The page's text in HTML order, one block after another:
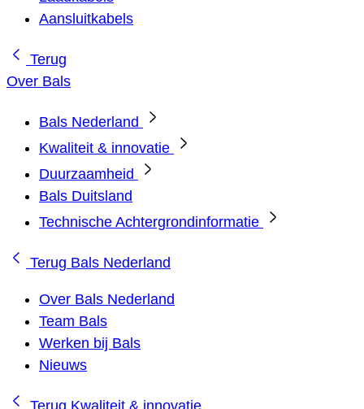
Aansluitkabels
Terug
Over Bals
Bals Nederland
Kwaliteit & innovatie
Duurzaamheid
Bals Duitsland
Technische Achtergrondinformatie
Terug Bals Nederland
Over Bals Nederland
Team Bals
Werken bij Bals
Nieuws
Terug Kwaliteit & innovatie